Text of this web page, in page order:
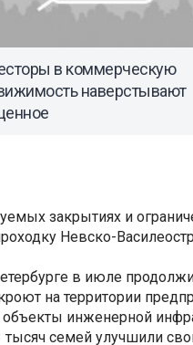
в коммерческую
наверстывают
закрытиях и
Невско-
в июле
на территории
инженерной
тысяч семей улучшили